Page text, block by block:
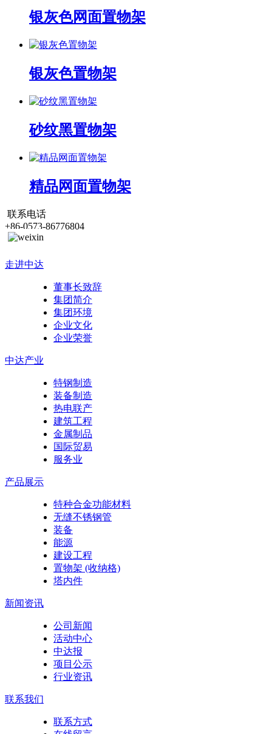
银灰色网面置物架
银灰色置物架
砂纹黑置物架
精品网面置物架
联系电话
+86-0573-86776804
走进中达
董事长致辞
集团简介
集团环境
企业文化
企业荣誉
中达产业
特钢制造
装备制造
热电联产
建筑工程
金属制品
国际贸易
服务业
产品展示
特种合金功能材料
无缝不锈钢管
装备
能源
建设工程
置物架 (收纳格)
塔内件
新闻资讯
公司新闻
活动中心
中达报
项目公示
行业资讯
联系我们
联系方式